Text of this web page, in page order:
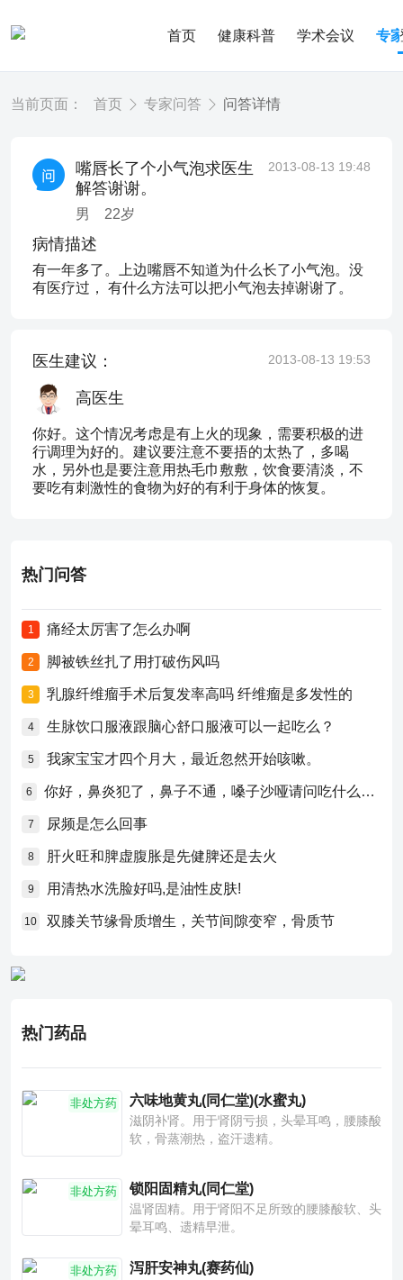
首页 健康科普 学术会议 专
当前页面： 首页 专家问答 问答详情
嘴唇长了个小气泡求医生
解答谢谢。
男 22岁
2013-08-13 19:48
病情描述
有一年多了。上边嘴唇不知道为什么长了小气泡。没
有医疗过， 有什么方法可以把小气泡去掉谢谢了。
医生建议： 2013-08-13 19:53
高医生
你好。这个情况考虑是有上火的现象，需要积极的进
行调理为好的。建议要注意不要捂的太热了，多喝
水，另外也是要注意用热毛巾敷敷，饮食要清淡，不
要吃有刺激性的食物为好的有利于身体的恢复。
热门问答
1 痛经太厉害了怎么办啊
2 脚被铁丝扎了用打破伤风吗
3 乳腺纤维瘤手术后复发率高吗 纤维瘤是多发性的
4 生脉饮口服液跟脑心舒口服液可以一起吃么？
5 我家宝宝才四个月大，最近忽然开始咳嗽。
6 你好，鼻炎犯了，鼻子不通，嗓子沙哑请问吃什么药比较好？
7 尿频是怎么回事
8 肝火旺和脾虚腹胀是先健脾还是去火
9 用清热水洗脸好吗,是油性皮肤!
10 双膝关节缘骨质增生，关节间隙变窄，骨质节
热门药品
非处方药 六味地黄丸(同仁堂)(水蜜丸)
滋阴补肾。用于肾阴亏损，头晕耳鸣，腰膝酸
软，骨蒸潮热，盗汗遗精。
非处方药 锁阳固精丸(同仁堂)
温肾固精。用于肾阳不足所致的腰膝酸软、头
晕耳鸣、遗精早泄。
非处方药 泻肝安神丸(赛药仙)